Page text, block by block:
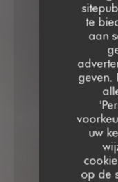
te
aan
geven.
uw
op de